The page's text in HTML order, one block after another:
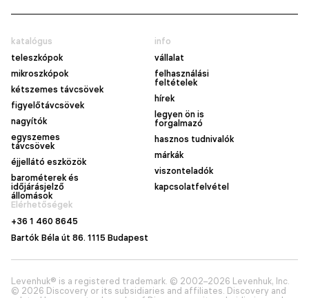
katalógus
teleszkópok
mikroszkópok
kétszemes távcsövek
figyelőtávcsövek
nagyítók
egyszemes
távcsövek
éjjellátó eszközök
barométerek és
időjárásjelző
állomások
info
vállalat
felhasználási
feltételek
hírek
legyen ön is
forgalmazó
hasznos tudnivalók
márkák
viszonteladók
kapcsolatfelvétel
Elérhetőségek
+36 1 460 8645
Bartók Béla út 86. 1115 Budapest
Levenhuk® is a registered trademark. © 2002–2026 Levenhuk, Inc.
© 2026 Discovery or its subsidiaries and affiliates. Discovery and